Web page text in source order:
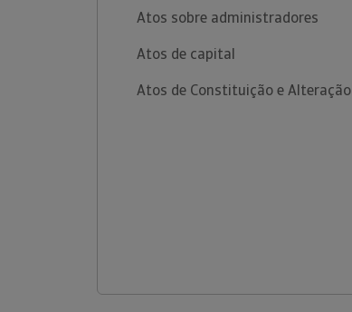
Atos sobre administradores
Atos de capital
Atos de Constituição e Alteração